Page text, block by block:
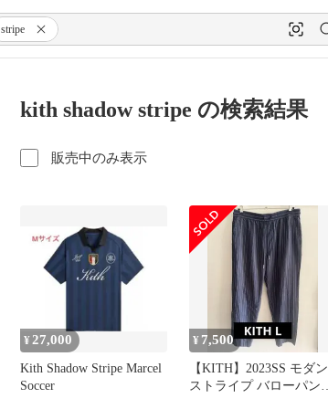
stripe
kith shadow stripe の検索結果
販売中のみ表示
¥ 27,000
Kith Shadow Stripe Marcel
Soccer
¥ 7,500
【KITH】2023SS モダン
ストライプ バローパンツ